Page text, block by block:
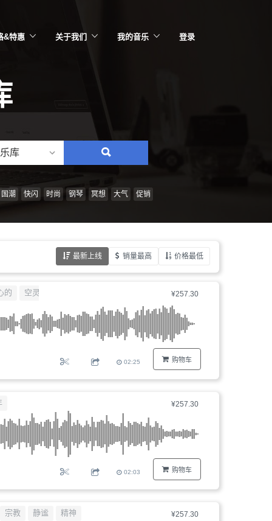
&特惠 关于我们 我的音乐 登录
库
搜
情
风
乐
件
编
国潮 快闪 时尚 钢琴 冥想 大气 促销
最新上线 销量最高 价格最低
¥257.30
购物车
的 空灵
02:25
¥257.30
购物车
02:03
¥257.30
宗教 静谧 精神